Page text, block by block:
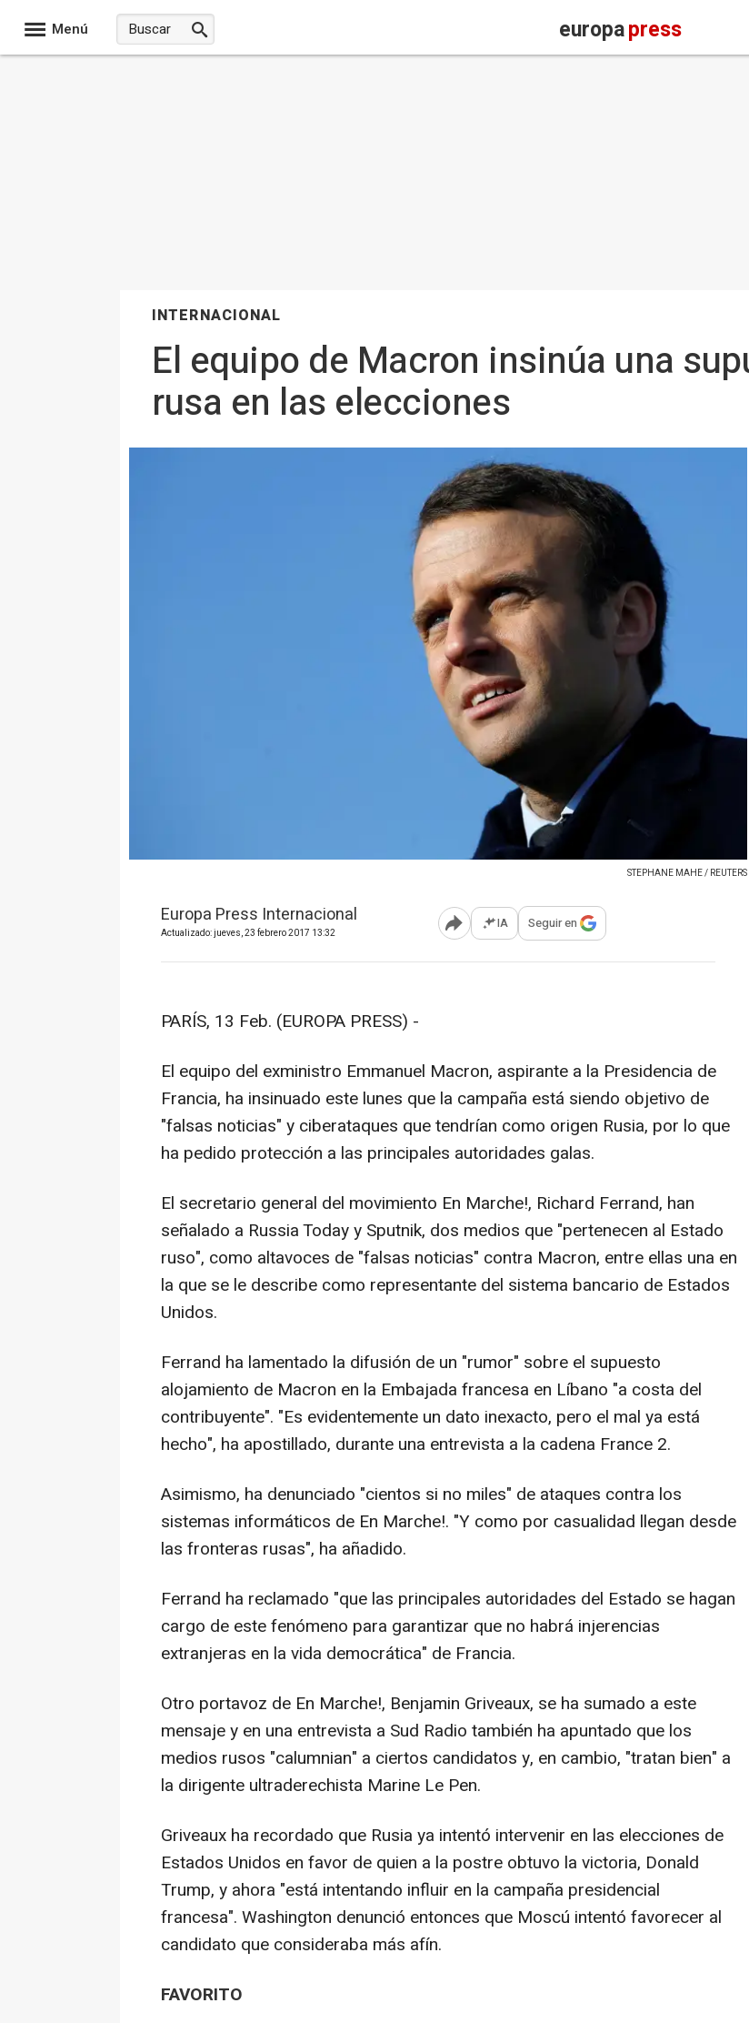
Menú europapress
INTERNACIONAL
El equipo de Macron insinúa una
rusa en las elecciones
STEPHANE MAHE / REUTERS
Europa Press Internacional
Actualizado: jueves, 23 febrero 2017 13:32 Abrir opciones para compartir
IA Seguir en
PARÍS, 13 Feb. (EUROPA PRESS) -
El equipo del exministro Emmanuel Macron, aspirante a la Presidencia de
Francia, ha insinuado este lunes que la campaña está siendo objetivo de
"falsas noticias" y ciberataques que tendrían como origen Rusia, por lo que
ha pedido protección a las principales autoridades galas.
El secretario general del movimiento En Marche!, Richard Ferrand, han
señalado a Russia Today y Sputnik, dos medios que "pertenecen al Estado
ruso", como altavoces de "falsas noticias" contra Macron, entre ellas una en
la que se le describe como representante del sistema bancario de Estados
Unidos.
Ferrand ha lamentado la difusión de un "rumor" sobre el supuesto
alojamiento de Macron en la Embajada francesa en Líbano "a costa del
contribuyente". "Es evidentemente un dato inexacto, pero el mal ya está
hecho", ha apostillado, durante una entrevista a la cadena France 2.
Asimismo, ha denunciado "cientos si no miles" de ataques contra los
sistemas informáticos de En Marche!. "Y como por casualidad llegan desde
las fronteras rusas", ha añadido.
Ferrand ha reclamado "que las principales autoridades del Estado se hagan
cargo de este fenómeno para garantizar que no habrá injerencias
extranjeras en la vida democrática" de Francia.
Otro portavoz de En Marche!, Benjamin Griveaux, se ha sumado a este
mensaje y en una entrevista a Sud Radio también ha apuntado que los
medios rusos "calumnian" a ciertos candidatos y, en cambio, "tratan bien" a
la dirigente ultraderechista Marine Le Pen.
Griveaux ha recordado que Rusia ya intentó intervenir en las elecciones de
Estados Unidos en favor de quien a la postre obtuvo la victoria, Donald
Trump, y ahora "está intentando influir en la campaña presidencial
francesa". Washington denunció entonces que Moscú intentó favorecer al
candidato que consideraba más afín.
FAVORITO